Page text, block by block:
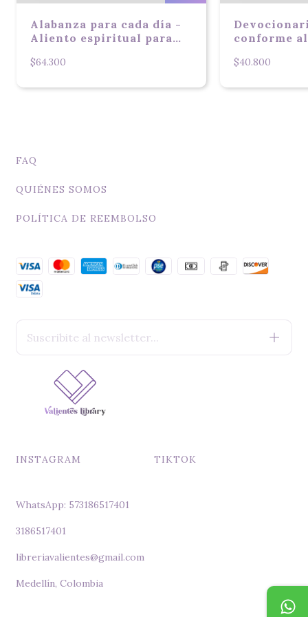
Alabanza para cada día -
Aliento espiritual para
$64.300
conforme
$40.800
FAQ
QUIÉNES SOMOS
POLÍTICA DE REEMBOLSO
INSTAGRAM TIKTOK
WhatsApp: 573186517401
3186517401
libreriavalientes@gmail.com
Medellín, Colombia